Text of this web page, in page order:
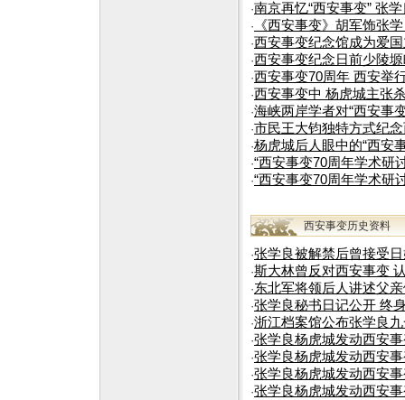
·南京再忆“西安事变” 张
· 《西安事变》胡军饰张
·西安事变纪念馆成为爱
·西安事变纪念日前少陵
·西安事变70周年 西安举
·西安事变中 杨虎城主张
·海峡两岸学者对“西安事
·市民王大钧独特方式纪
·杨虎城后人眼中的“西安
·“西安事变70周年学术研
·“西安事变70周年学术研
西安事变历史资料
·张学良被解禁后曾接受
·斯大林曾反对西安事变
·东北军将领后人讲述父
·张学良秘书日记公开 终
·浙江档案馆公布张学良
·张学良杨虎城发动西安
·张学良杨虎城发动西安
·张学良杨虎城发动西安
·张学良杨虎城发动西安